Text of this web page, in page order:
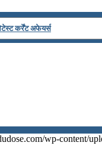
कर्रेंट अफेयर्स
wp-content/